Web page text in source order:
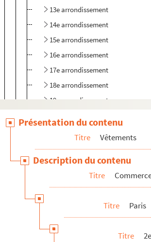
13e arrondissement
14e arrondissement
15e arrondissement
16e arrondissement
17e arrondissement
18e arrondissement
19e arrondissement
Province
Etranger
Marques de prêt-à-porter
Maisons de haute couture et de créateurs
Commerce d'entretien : teinturerie,
Chaussures
Présentation du contenu
Titre Vêtements
Description du contenu
Titre
Titre Paris
Titre